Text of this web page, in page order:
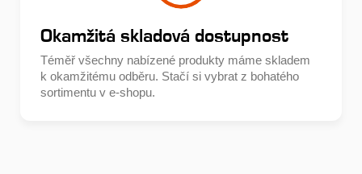
Okamžitá skladová dostupnost
Téměř všechny nabízené produkty máme skladem
k okamžitému odběru. Stačí si vybrat z bohatého
sortimentu v e-shopu.